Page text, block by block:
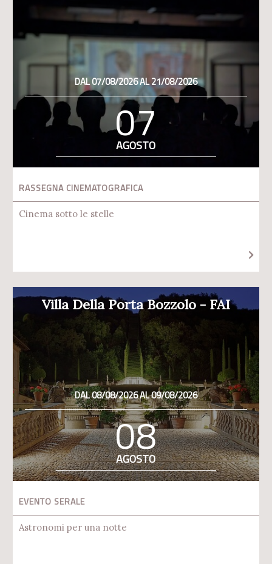
DAL 07/08/2026 AL 21/08/2026
07
AGOSTO
RASSEGNA CINEMATOGRAFICA
Cinema sotto le stelle
Villa Della Porta Bozzolo - FAI
DAL 08/08/2026 AL 09/08/2026
08
AGOSTO
EVENTO SERALE
Astronomi per una notte